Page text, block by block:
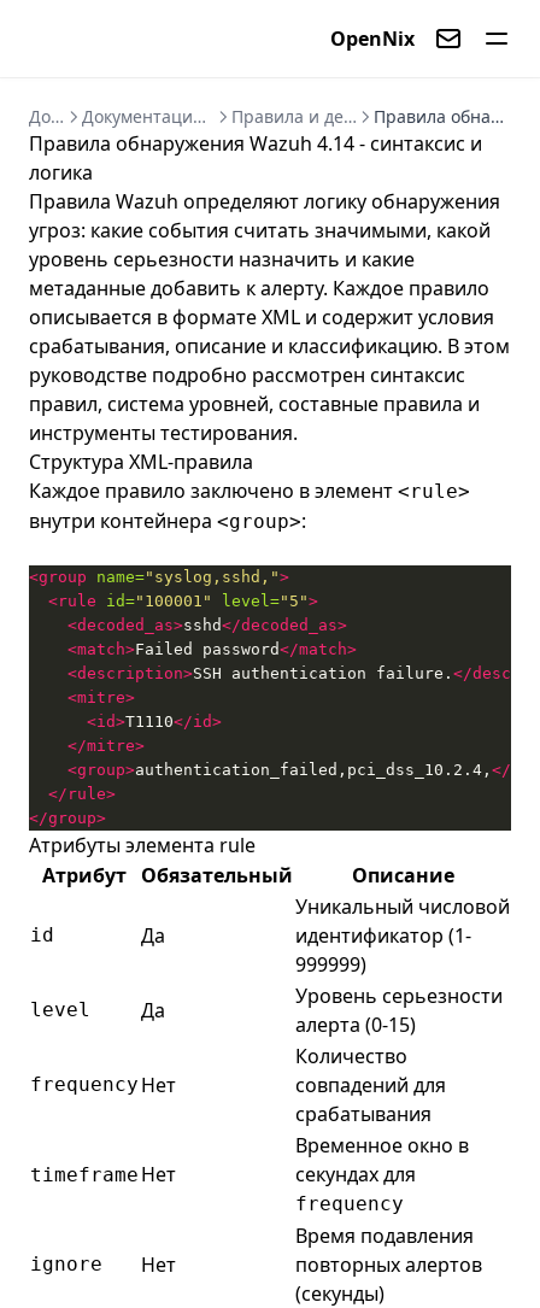
OpenNix
Документация Документация Wazuh 4.14 - руководство по SIEM/XDR Правила и декодеры Wazuh 4.14 - анализ событий Правила обнаружения Wazuh 4.14 - синтаксис и логика
Правила обнаружения Wazuh 4.14 - синтаксис и
логика
Правила Wazuh определяют логику обнаружения
угроз: какие события считать значимыми, какой
уровень серьезности назначить и какие
метаданные добавить к алерту. Каждое правило
описывается в формате XML и содержит условия
срабатывания, описание и классификацию. В этом
руководстве подробно рассмотрен синтаксис
правил, система уровней, составные правила и
инструменты тестирования.
Структура XML-правила
Каждое правило заключено в элемент <rule>
внутри контейнера <group>:
<group name="syslog,sshd,">
<rule
id="100001" level="5">
<decoded_as>sshd</decoded_as>
<match>Failed password</match>
<description>SSH authentication failure. </
<mitre>
<id>T1110</id>
</mitre>
<group>authentication_failed,pci_dss_10.2.4, </
</rule>
</group>
Атрибуты элемента rule
Атрибут Обязательный Описание
id Да
Уникальный числовой
идентификатор (1-
999999)
level Да
Уровень серьезности
алерта (0-15)
frequency Нет
Количество
совпадений для
срабатывания
timeframe Нет
Временное окно в
секундах для
frequency
ignore Нет
Время подавления
повторных алертов
(секунды)